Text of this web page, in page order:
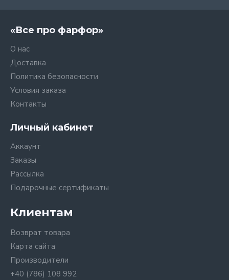
«Все про фарфор»
О нас
Доставка
Политика безопасности
Условия заказа
Контакты
Личный кабинет
Аккаунт
Заказы
Рассылка
Подарочные сертификаты
Клиентам
Возврат товара
Карта сайта
Производители
+40 (786) 108 992